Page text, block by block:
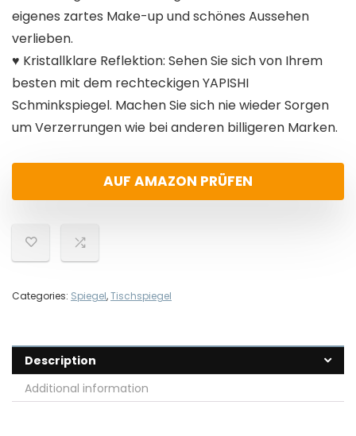
eigenes zartes Make-up und schönes Aussehen
verlieben.
♥ Kristallklare Reflektion: Sehen Sie sich von Ihrem
besten mit dem rechteckigen YAPISHI
Schminkspiegel. Machen Sie sich nie wieder Sorgen
um Verzerrungen wie bei anderen billigeren Marken.
AUF AMAZON PRÜFEN
Categories: Spiegel,Tischspiegel
Description
Additional information